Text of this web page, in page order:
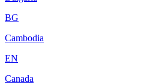
BG
Cambodia
EN
Canada